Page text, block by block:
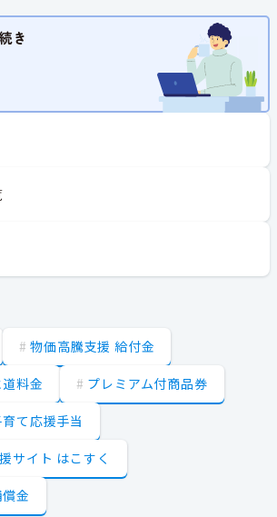
き
物価高騰支援 給付金
料金 プレミアム付商品券
て応援手当
サイト はこすく
金